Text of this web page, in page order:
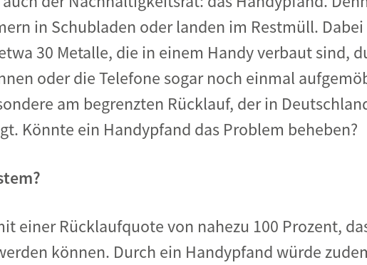
Begegnung und Dialog
Bildungsmaterialien
Zukunftsfähige Digitalisierung
Klima- und Umweltklagen
in Schubladen oder landen im Restmüll.
30 Metalle, die in einem Handy verbaut sind,
oder die Telefone sogar noch einmal
am begrenzten Rücklauf, der in
Könnte ein Handypfand das Problem beheben?
einer Rücklaufquote von nahezu 100 Prozent,
können. Durch ein Handypfand würde